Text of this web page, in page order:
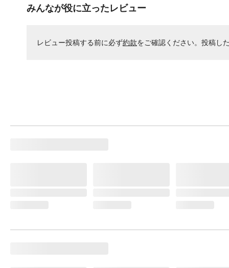
みんなが役に立ったレビュー
レビュー投稿する前に必ず約款をご確認ください。投稿し